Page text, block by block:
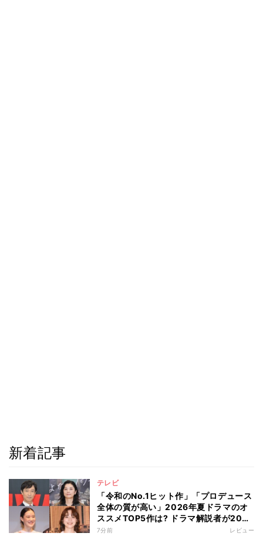
新着記事
テレビ
「令和のNo.1ヒット作」「プロデュース
全体の質が高い」2026年夏ドラマのオ
ススメTOP5作は? ドラマ解説者が20作
の傾向を“視聴率無視”で徹底分析
7分前 レビュー